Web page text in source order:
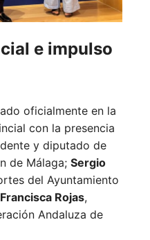
e impulso
oficialmente en la
con la presencia
y diputado de
de Málaga; Sergio
del Ayuntamiento
Francisca Rojas,
Andaluza de